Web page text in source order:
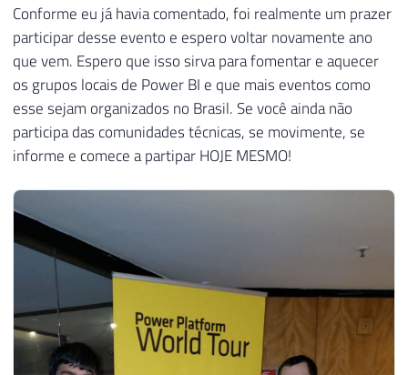
Conforme eu já havia comentado, foi realmente um prazer
participar desse evento e espero voltar novamente ano
que vem. Espero que isso sirva para fomentar e aquecer
os grupos locais de Power BI e que mais eventos como
esse sejam organizados no Brasil. Se você ainda não
participa das comunidades técnicas, se movimente, se
informe e comece a partipar HOJE MESMO!